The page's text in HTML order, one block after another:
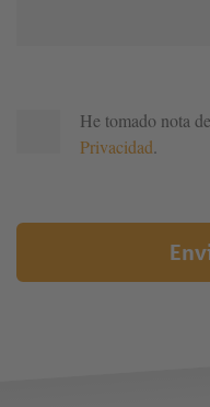
He tomado nota
Privacidad.